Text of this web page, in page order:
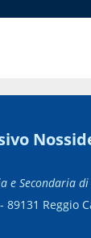
e Secondaria
89131 Reggio